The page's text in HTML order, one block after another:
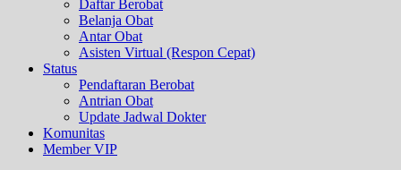
Daftar Berobat
Belanja Obat
Antar Obat
Asisten Virtual (Respon Cepat)
Status
Pendaftaran Berobat
Antrian Obat
Update Jadwal Dokter
Komunitas
Member VIP